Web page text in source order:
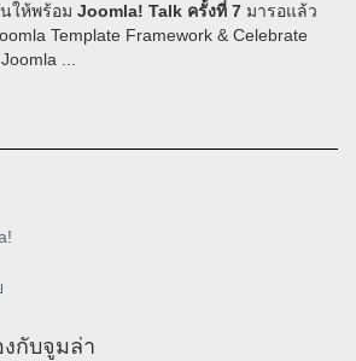
ให้พร้อม Joomla! Talk ครั้งที่ 7 มารอแล้ว
Template Framework & Celebrate
...
กับจูมล่า